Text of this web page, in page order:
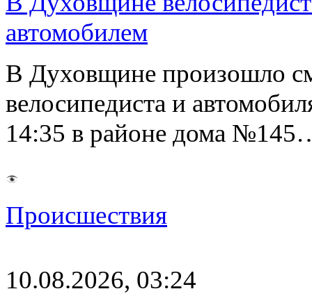
автомобилем
В Духовщине произошло
велосипедиста и
14:35 в районе дома
Происшествия
10.08.2026, 03:24